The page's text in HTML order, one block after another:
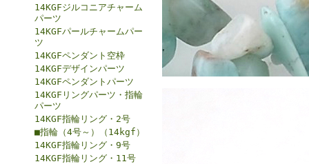
14KGFジルコニアチャーム
パーツ
14KGFパールチャームパー
ツ
14KGFペンダント空枠
14KGFデザインパーツ
14KGFペンダントパーツ
14KGFリングパーツ・指輪
パーツ
14KGF指輪リング・2号
■指輪（4号～）（14kgf）
14KGF指輪リング・9号
14KGF指輪リング・11号